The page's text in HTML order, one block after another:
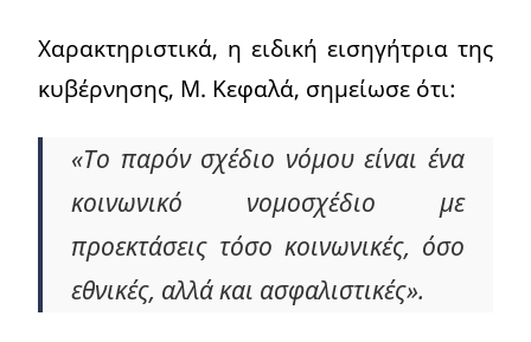
Χαρακτηριστικά, η ειδική εισηγήτρια της
κυβέρνησης, Μ. Κεφαλά, σημείωσε ότι:
«Το παρόν σχέδιο νόμου είναι ένα
κοινωνικό νομοσχέδιο με
προεκτάσεις τόσο κοινωνικές, όσο
εθνικές, αλλά και ασφαλιστικές».